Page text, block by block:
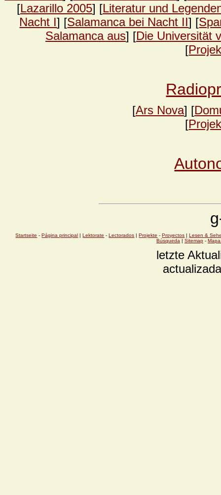
[Lazarillo 2005] [Literatur und
Nacht I] [Salamanca bei Nacht II] [
Salamanca aus] [Die Universität
[
[Ars Nova] [
[
Startseite -Página principal |Lektorate -Lectorados |Projekte -Proyectos |Lesen &
Búsqueda | Sitemap -
letzte